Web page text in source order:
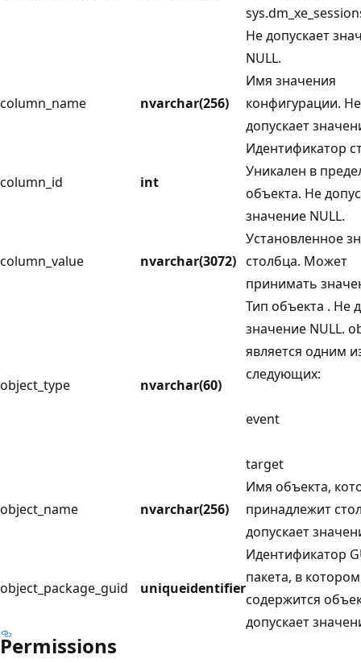
Не допускает
NULL.
column_name nvarchar(256)
Имя значения
конфигурации. Не
допускает
column_id int
Идентификатор
Уникален в
объекта. Не
значение NULL.
column_value nvarchar(3072)
Установленное
столбца. Может
принимать
object_type nvarchar(60)
Тип объекта . Не
значение NULL.
является одним
следующих:
event
target
object_name nvarchar(256)
Имя объекта,
принадлежит
допускает
object_package_guid uniqueidentifier
Идентификатор
пакета, в котором
содержится
допускает
Permissions